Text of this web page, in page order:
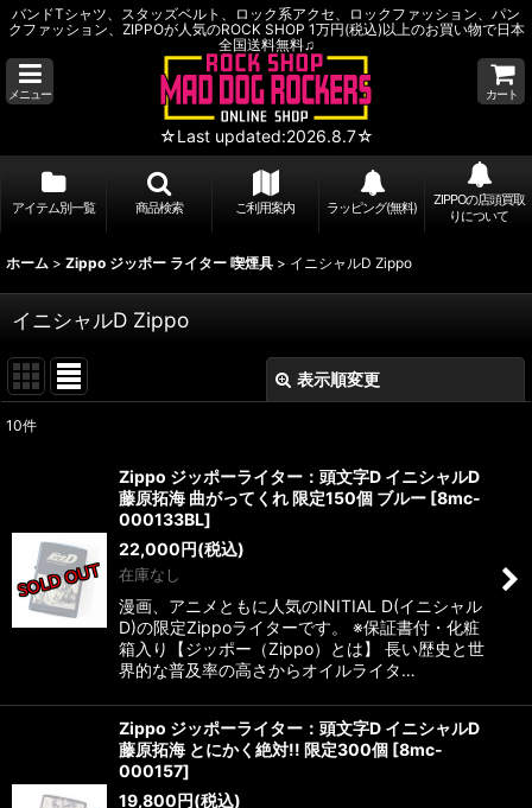
バンドTシャツ、スタッズベルト、ロック系アクセ、ロックファッション、パン
クファッション、ZIPPOが人気のROCK SHOP 1万円(税込)以上のお買い物で日本
全国送料無料♫
メニュー
☆Last updated:2026.8.7☆
カート
アイテム別一覧 商品検索 ご利用案内 ラッピング(無料)
ZIPPOの店頭買取
りについて
ホーム > Zippo ジッポー ライター 喫煙具 > イニシャルD Zippo
イニシャルD Zippo
表示順変更
10件
Zippo ジッポーライター：頭文字D イニシャルD
藤原拓海 曲がってくれ 限定150個 ブルー [8mc-
000133BL]
22,000円(税込)
在庫なし
漫画、アニメともに人気のINITIAL D(イニシャル
D)の限定Zippoライターです。 ※保証書付・化粧
箱入り【ジッポー（Zippo）とは】 長い歴史と世
界的な普及率の高さからオイルライタ…
Zippo ジッポーライター：頭文字D イニシャルD
藤原拓海 とにかく絶対!! 限定300個 [8mc-
000157]
19,800円(税込)